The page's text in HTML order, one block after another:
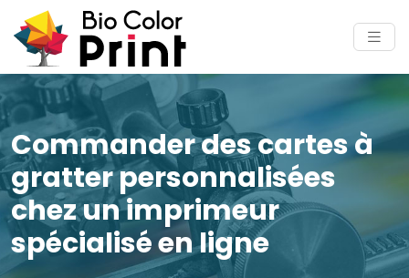
Commander des cartes à
gratter personnalisées
chez un imprimeur
spécialisé en ligne